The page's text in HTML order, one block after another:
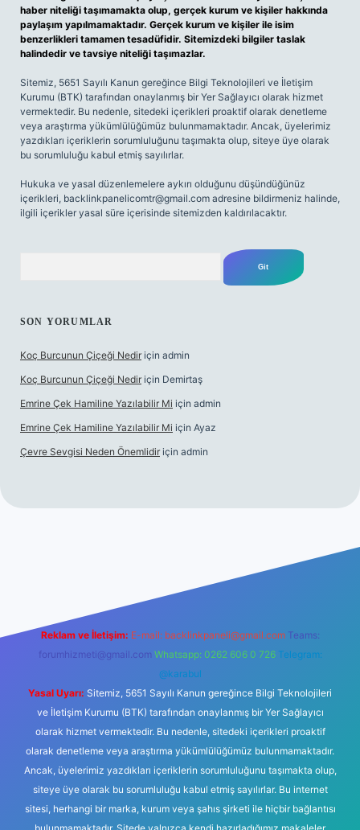
haber niteliği taşımamakta olup, gerçek kurum ve kişiler hakkında
paylaşım yapılmamaktadır. Gerçek kurum ve kişiler ile isim
benzerlikleri tamamen tesadüfidir. Sitemizdeki bilgiler taslak
halindedir ve tavsiye niteliği taşımazlar.
Sitemiz, 5651 Sayılı Kanun gereğince Bilgi Teknolojileri ve İletişim
Kurumu (BTK) tarafından onaylanmış bir Yer Sağlayıcı olarak hizmet
vermektedir. Bu nedenle, sitedeki içerikleri proaktif olarak denetleme
veya araştırma yükümlülüğümüz bulunmamaktadır. Ancak, üyelerimiz
yazdıkları içeriklerin sorumluluğunu taşımakta olup, siteye üye olarak
bu sorumluluğu kabul etmiş sayılırlar.
Hukuka ve yasal düzenlemelere aykırı olduğunu düşündüğünüz
içerikleri, backlinkpanelicomtr@gmail.com adresine bildirmeniz halinde,
ilgili içerikler yasal süre içerisinde sitemizden kaldırılacaktır.
SON YORUMLAR
Koç Burcunun Çiçeği Nedir için admin
Koç Burcunun Çiçeği Nedir için Demirtaş
Emrine Çek Hamiline Yazılabilir Mi için admin
Emrine Çek Hamiline Yazılabilir Mi için Ayaz
Çevre Sevgisi Neden Önemlidir için admin
Reklam ve İletişim: E-mail: backlinkpaneli@gmail.com Teams:
forumhizmeti@gmail.com Whatsapp: 0262 606 0 726 Telegram:
@karabul
Yasal Uyarı: Sitemiz, 5651 Sayılı Kanun gereğince Bilgi Teknolojileri
ve İletişim Kurumu (BTK) tarafından onaylanmış bir Yer Sağlayıcı
olarak hizmet vermektedir. Bu nedenle, sitedeki içerikleri proaktif
olarak denetleme veya araştırma yükümlülüğümüz bulunmamaktadır.
Ancak, üyelerimiz yazdıkları içeriklerin sorumluluğunu taşımakta olup,
siteye üye olarak bu sorumluluğu kabul etmiş sayılırlar. Bu internet
sitesi, herhangi bir marka, kurum veya şahıs şirketi ile hiçbir bağlantısı